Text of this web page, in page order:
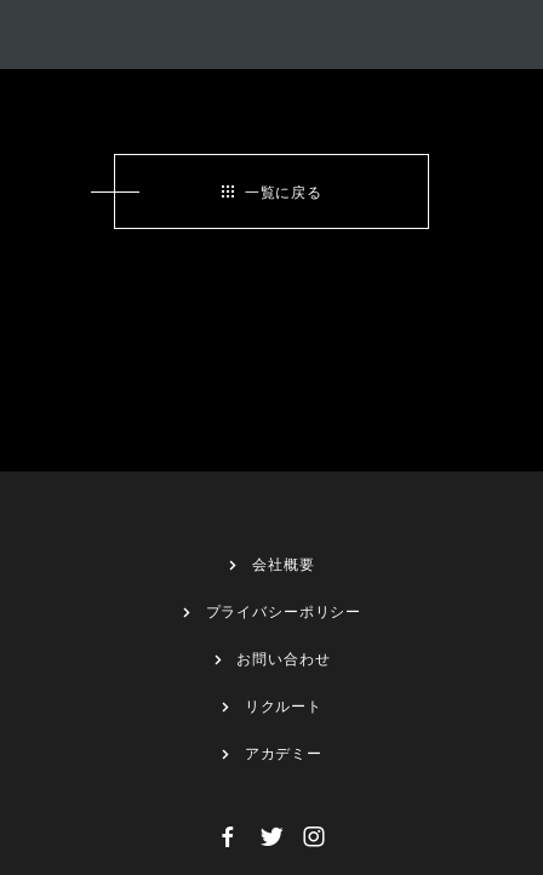
一覧に戻る
会社概要
プライバシーポリシー
お問い合わせ
リクルート
アカデミー